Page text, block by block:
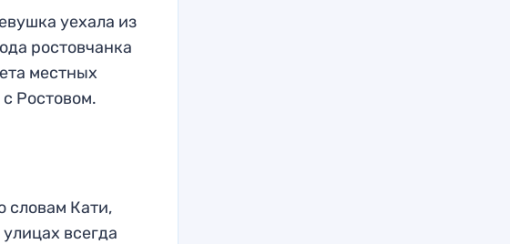
уехала из
ростовчанка
местных
Ростовом.
словам Кати,
всегда